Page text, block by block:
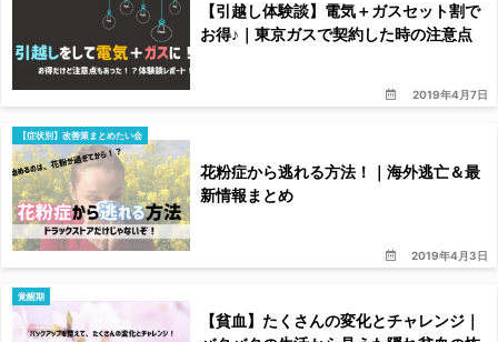
2019年4月7日
【引越し体験談】電気＋ガスセット割で
お得♪｜東京ガスで契約した時の注意点
2019年4月3日
【症状別】改善策まとめたい会
花粉症から逃れる方法！｜海外逃亡＆最
新情報まとめ
覚醒期
【貧血】たくさんの変化とチャレンジ｜